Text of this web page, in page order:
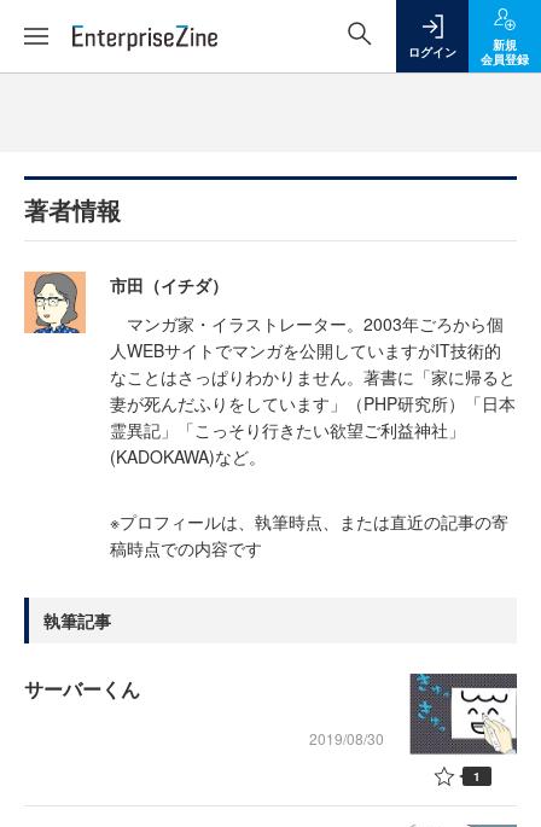
ログイン
新規
会員登録
著者情報
市田（イチダ）
マンガ家・イラストレーター。2003年ごろから個
人WEBサイトでマンガを公開していますがIT技術的
なことはさっぱりわかりません。著書に「家に帰ると
妻が死んだふりをしています」（PHP研究所）「日本
霊異記」「こっそり行きたい欲望ご利益神社」
(KADOKAWA)など。
※プロフィールは、執筆時点、または直近の記事の寄
稿時点での内容です
執筆記事
サーバーくん
2019/08/30
1